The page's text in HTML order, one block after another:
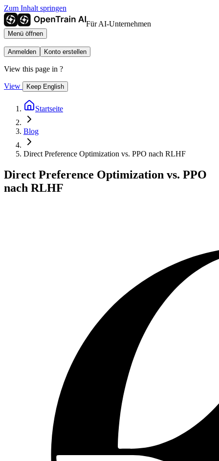
Zum Inhalt springen
Für AI-Unternehmen
Menü öffnen
Anmelden Konto erstellen
View this page in ?
View Keep English
Startseite
Blog
Direct Preference Optimization vs. PPO nach RLHF
Direct Preference Optimization vs. PPO
nach RLHF